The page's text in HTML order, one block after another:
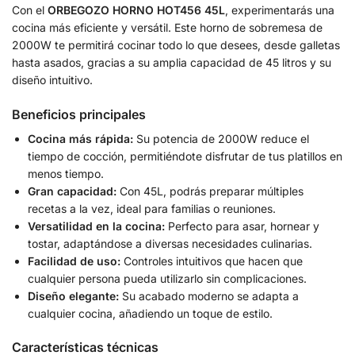
Con el ORBEGOZO HORNO HOT456 45L, experimentarás una
cocina más eficiente y versátil. Este horno de sobremesa de
2000W te permitirá cocinar todo lo que desees, desde galletas
hasta asados, gracias a su amplia capacidad de 45 litros y su
diseño intuitivo.
Beneficios principales
Cocina más rápida: Su potencia de 2000W reduce el
tiempo de cocción, permitiéndote disfrutar de tus platillos en
menos tiempo.
Gran capacidad: Con 45L, podrás preparar múltiples
recetas a la vez, ideal para familias o reuniones.
Versatilidad en la cocina: Perfecto para asar, hornear y
tostar, adaptándose a diversas necesidades culinarias.
Facilidad de uso: Controles intuitivos que hacen que
cualquier persona pueda utilizarlo sin complicaciones.
Diseño elegante: Su acabado moderno se adapta a
cualquier cocina, añadiendo un toque de estilo.
Características técnicas